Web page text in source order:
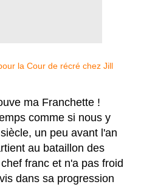
ma Franchette !
comme si nous y
un peu avant l'an
au bataillon des
franc et n'a pas froid
dans sa progression